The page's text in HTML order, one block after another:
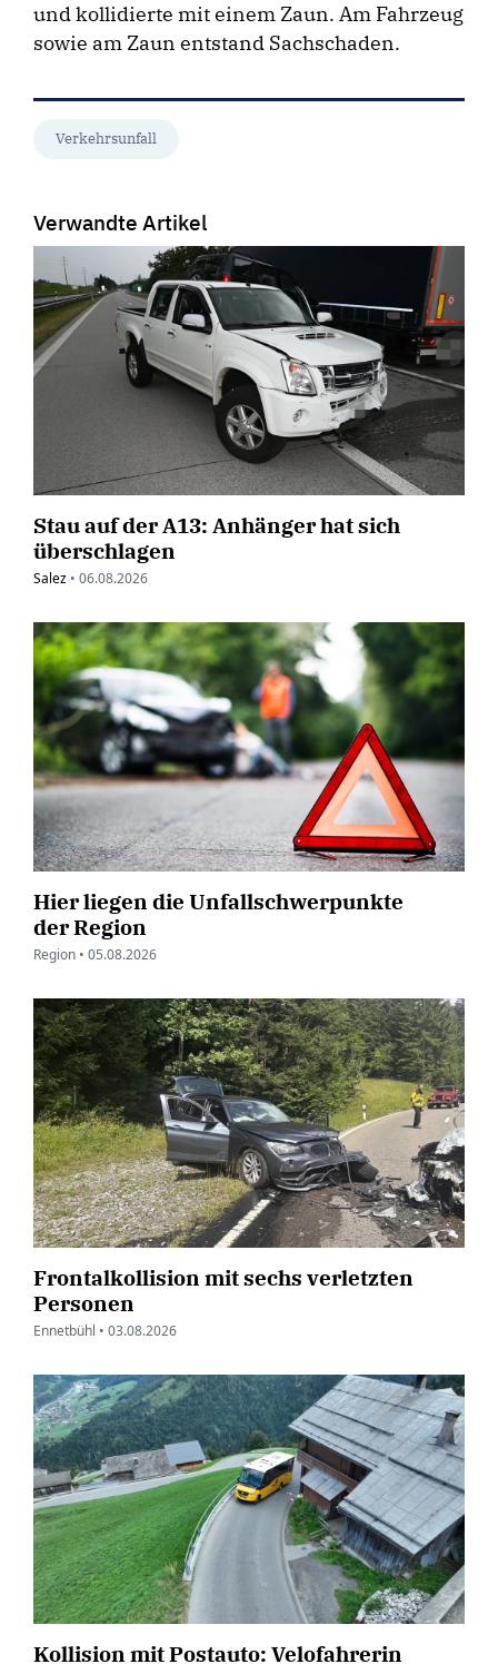
und kollidierte mit einem Zaun. Am Fahrzeug
sowie am Zaun entstand Sachschaden.
Verkehrsunfall
Verwandte Artikel
Stau auf der A13: Anhänger hat sich
überschlagen
Salez • 06.08.2026
Hier liegen die Unfallschwerpunkte
der Region
Region • 05.08.2026
Frontalkollision mit sechs verletzten
Personen
Ennetbühl • 03.08.2026
Kollision mit Postauto: Velofahrerin